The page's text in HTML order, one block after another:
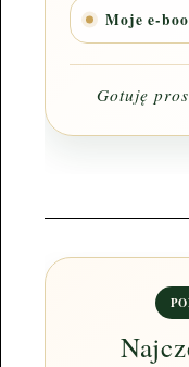
Moje e-
Gotuję